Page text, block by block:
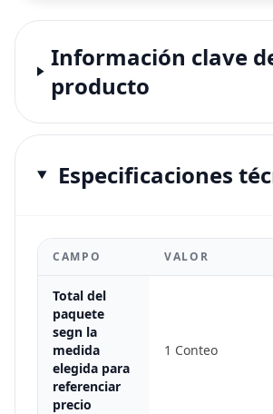
Información clave
producto
Especificaciones
CAMPO VALOR
Total del
paquete
segn la
medida
elegida para
referenciar
precio
1 Conteo